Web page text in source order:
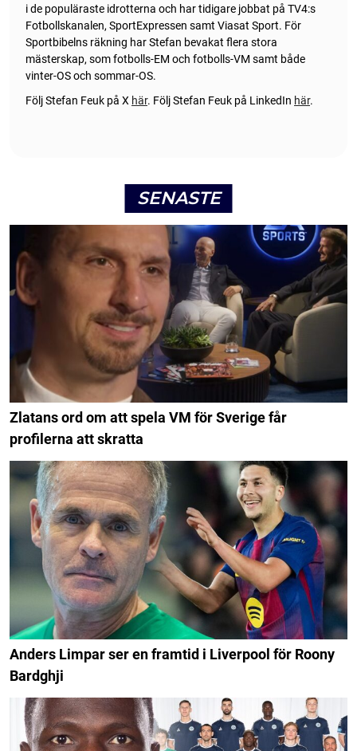
i de populäraste idrotterna och har tidigare jobbat på TV4:s
Fotbollskanalen, SportExpressen samt Viasat Sport. För
Sportbibelns räkning har Stefan bevakat flera stora
mästerskap, som fotbolls-EM och fotbolls-VM samt både
vinter-OS och sommar-OS.
Följ Stefan Feuk på X här. Följ Stefan Feuk på LinkedIn här.
SENASTE
Zlatans ord om att spela VM för Sverige får
profilerna att skratta
Anders Limpar ser en framtid i Liverpool för Roony
Bardghji